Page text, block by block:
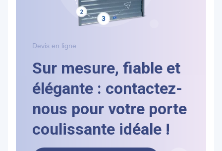
Devis en ligne
Sur mesure, fiable et
élégante : contactez-
nous pour votre porte
coulissante idéale !